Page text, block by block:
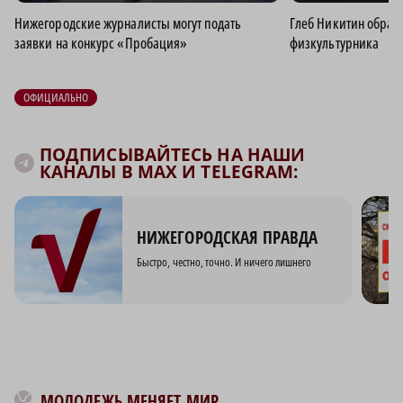
Нижегородские журналисты могут подать
заявки на конкурс «Пробация»
Глеб Никитин
физкультурника
ОФИЦИАЛЬНО
ПОДПИСЫВАЙТЕСЬ НА НАШИ
КАНАЛЫ В MAX И TELEGRAM:
НИЖЕГОРОДСКАЯ ПРАВДА
Быстро, честно, точно. И ничего лишнего